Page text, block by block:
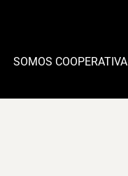
SOMOS COOPERATIVA